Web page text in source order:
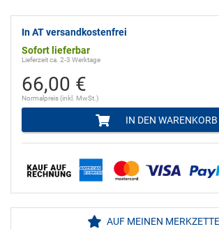
In AT versandkostenfrei
Sofort lieferbar
Lieferzeit ca. 2-3 Werktage
66,00 €
Normalpreis (inkl. MwSt.)
IN DEN WARENKORB
AUF MEINEN